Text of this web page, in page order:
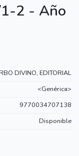
2 - Año
DIVINO, EDITORIAL
<Genérica>
9770034707138
Disponible